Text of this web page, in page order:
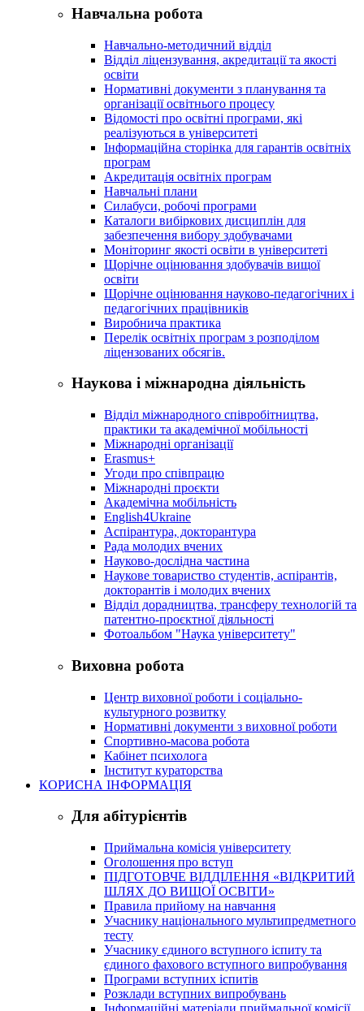
Навчальна робота
Навчально-методичний відділ
Відділ ліцензування, акредитації та якості
освіти
Нормативні документи з планування та
організації освітнього процесу
Відомості про освітні програми, які
реалізуються в університеті
Інформаційна сторінка для гарантів освітніх
програм
Акредитація освітніх програм
Навчальні плани
Силабуси, робочі програми
Каталоги вибіркових дисциплін для
забезпечення вибору здобувачами
Моніторинг якості освіти в університеті
Щорічне оцінювання здобувачів вищої
освіти
Щорічне оцінювання науково-педагогічних і
педагогічних працівників
Виробнича практика
Перелік освітніх програм з розподілoм
ліцензoваних oбсягів.
Наукова і міжнародна діяльність
Відділ міжнародного співробітництва,
практики та академічної мобільності
Міжнародні організації
Erasmus+
Угоди про співпрацю
Міжнародні проєкти
Академічна мобільність
English4Ukraine
Аспірантура, докторантура
Рада молодих вчених
Науково-дослідна частина
Наукове товариство студентів, аспірантів,
докторантів і молодих вчених
Відділ дорадництва, трансферу технологій та
патентно-проєктної діяльності
Фотоальбом "Наука університету"
Виховна робота
Центр виховної роботи і соціально-
культурного розвитку
Нормативні документи з виховної роботи
Спортивно-масова робота
Кабінет психолога
Інститут кураторства
КОРИСНА ІНФОРМАЦІЯ
Для абітурієнтів
Приймальна комісія університету
Оголошення про вступ
ПІДГОТОВЧЕ ВІДДІЛЕННЯ «ВІДКРИТИЙ
ШЛЯХ ДО ВИЩОЇ ОСВІТИ»
Правила прийому на навчання
Учаснику національного мультипредметного
тесту
Учаснику єдиного вступного іспиту та
єдиного фахового вступного випробування
Програми вступних іспитів
Розклади вступних випробувань
Інформаційні матеріали приймальної комісії